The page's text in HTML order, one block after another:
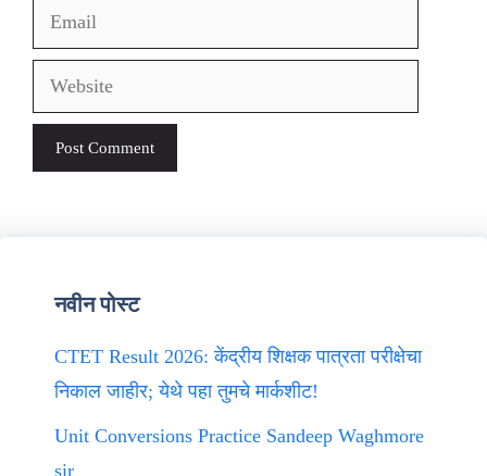
Email
Website
नवीन पोस्ट
CTET Result 2026: केंद्रीय शिक्षक पात्रता परीक्षेचा
निकाल जाहीर; येथे पहा तुमचे मार्कशीट!
Unit Conversions Practice Sandeep Waghmore
sir